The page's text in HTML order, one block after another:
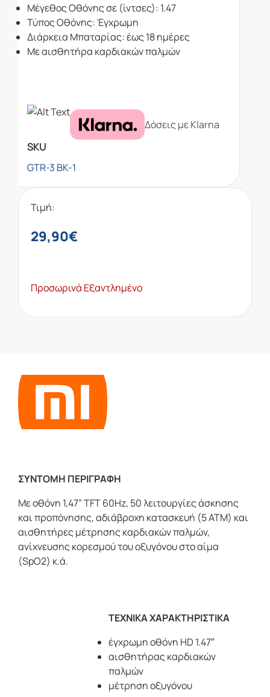
Μέγεθος Οθόνης σε (ίντσες): 1.47
Τύπος Οθόνης: Έγχρωμη
Διάρκεια Μπαταρίας: έως 18 ημέρες
Με αισθητήρα καρδιακών παλμών
Δόσεις με Klarna
SKU
GTR-3 BK-1
Τιμή:
29,90€
Προσωρινά Εξαντλημένο
ΣΥΝΤΟΜΗ ΠΕΡΙΓΡΑΦΗ
Με οθόνη 1,47” TFT 60Hz, 50 λειτουργίες άσκησης
και προπόνησης, αδιάβροχη κατασκευή (5 ATM) και
αισθητήρες μέτρησης καρδιακών παλμών,
ανίχνευσης κορεσμού του οξυγόνου στο αίμα
(SpO2) κ.ά.
ΤΕΧΝΙΚΑ ΧΑΡΑΚΤΗΡΙΣΤΙΚΑ
έγχρωμη οθόνη HD 1.47″
αισθητήρας καρδιακών
παλμών
μέτρηση οξυγόνου